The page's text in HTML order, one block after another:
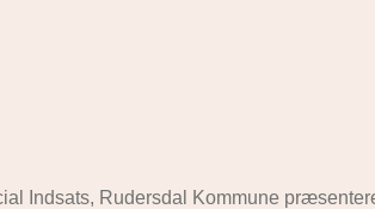
Indsats, Rudersdal Kommune